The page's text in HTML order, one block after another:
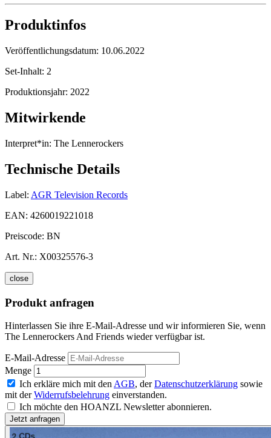
Produktinfos
Veröffentlichungsdatum: 10.06.2022
Set-Inhalt: 2
Produktionsjahr: 2022
Mitwirkende
Interpret*in: The Lennerockers
Technische Details
Label: AGR Television Records
EAN: 4260019221018
Preiscode: BN
Art. Nr.: X00325576-3
close
Produkt anfragen
Hinterlassen Sie ihre E-Mail-Adresse und wir informieren Sie, wenn
The Lennerockers And Friends wieder verfügbar ist.
E-Mail-Adresse
Menge
Ich erkläre mich mit den AGB, derDatenschutzerklärung sowie
mit derWiderrufsbelehrung einverstanden.
Ich möchte den HOANZL Newsletter abonnieren.